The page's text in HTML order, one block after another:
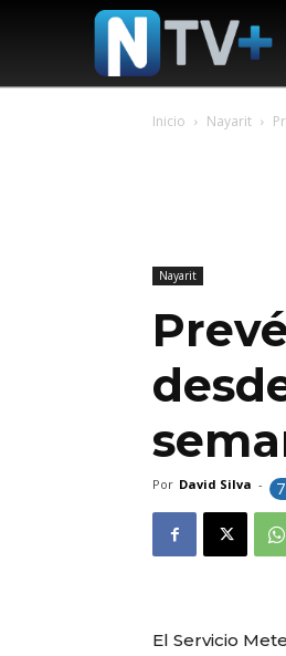
Inicio Nayarit
Nayarit
Por David Silva -
El Servicio